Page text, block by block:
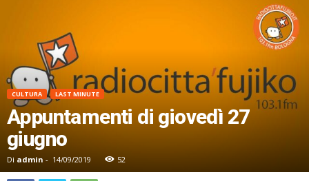
CULTURA LAST MINUTE
Appuntamenti di giovedì 27
giugno
Di admin - 14/09/2019 52